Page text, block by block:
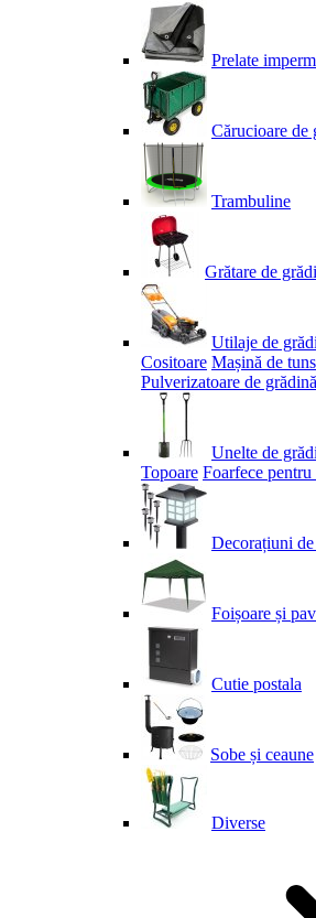
Prelate
Cărucioare de
Trambuline
Grătare de
Utilaje de
Cositoare Mașină de
Pulverizatoare de grădină
Unelte de
Topoare Foarfece
Decorațiuni
Foișoare și
Cutie postala
Sobe și ceaune
Diverse